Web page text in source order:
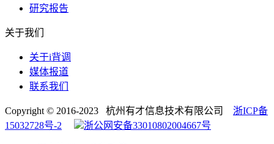
研究报告
关于我们
关于i背调
媒体报道
联系我们
Copyright © 2016-2023 杭州有才信息技术有限公司 浙ICP备
15032728号-2
浙公网安备33010802004667号